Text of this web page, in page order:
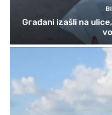
Građani izašli na